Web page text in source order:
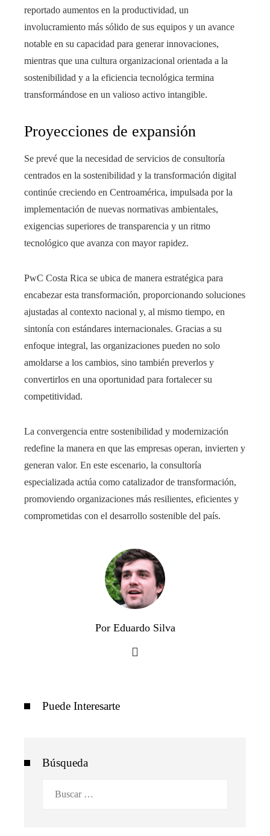
reportado aumentos en la productividad, un
involucramiento más sólido de sus equipos y un avance
notable en su capacidad para generar innovaciones,
mientras que una cultura organizacional orientada a la
sostenibilidad y a la eficiencia tecnológica termina
transformándose en un valioso activo intangible.
Proyecciones de expansión
Se prevé que la necesidad de servicios de consultoría
centrados en la sostenibilidad y la transformación digital
continúe creciendo en Centroamérica, impulsada por la
implementación de nuevas normativas ambientales,
exigencias superiores de transparencia y un ritmo
tecnológico que avanza con mayor rapidez.
PwC Costa Rica se ubica de manera estratégica para
encabezar esta transformación, proporcionando soluciones
ajustadas al contexto nacional y, al mismo tiempo, en
sintonía con estándares internacionales. Gracias a su
enfoque integral, las organizaciones pueden no solo
amoldarse a los cambios, sino también preverlos y
convertirlos en una oportunidad para fortalecer su
competitividad.
La convergencia entre sostenibilidad y modernización
redefine la manera en que las empresas operan, invierten y
generan valor. En este escenario, la consultoría
especializada actúa como catalizador de transformación,
promoviendo organizaciones más resilientes, eficientes y
comprometidas con el desarrollo sostenible del país.
Por Eduardo Silva
Puede Interesarte
Búsqueda